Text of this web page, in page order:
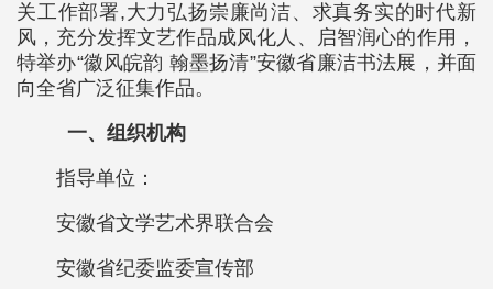
关工作部署,大力弘扬崇廉尚洁、求真务实的时代新
风，充分发挥文艺作品成风化人、启智润心的作用，
特举办“徽风皖韵 翰墨扬清”安徽省廉洁书法展，并面
向全省广泛征集作品。
一、组织机构
指导单位：
安徽省文学艺术界联合会
安徽省纪委监委宣传部